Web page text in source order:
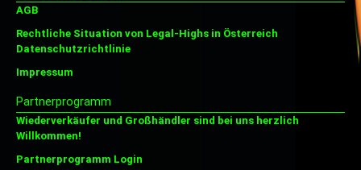
AGB
Rechtliche Situation von Legal-Highs in Österreich
Datenschutzrichtlinie
Impressum
Partnerprogramm
Wiederverkäufer und Großhändler sind bei uns herzlich
Willkommen!
Partnerprogramm Login